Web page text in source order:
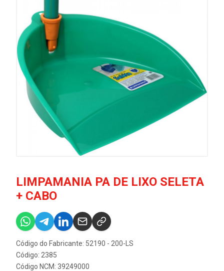
LIMPAMANIA PA DE LIXO SELETA
+ CABO
Código do Fabricante: 52190 - 200-LS
Código: 2385
Código NCM: 39249000